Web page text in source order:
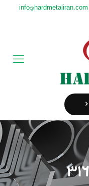
info@hardmetaliran.com